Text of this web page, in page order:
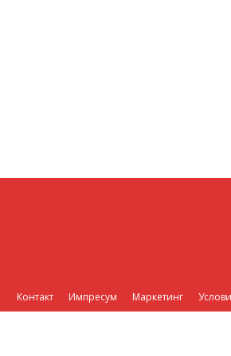
Контакт Импресум Маркетинг